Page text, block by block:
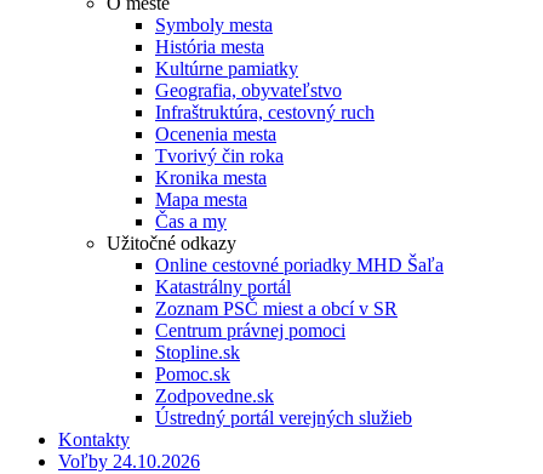
Symboly mesta
História mesta
Kultúrne pamiatky
Geografia, obyvateľstvo
Infraštruktúra, cestovný ruch
Ocenenia mesta
Tvorivý čin roka
Kronika mesta
Mapa mesta
Čas a my
Užitočné odkazy
Online cestovné poriadky MHD Šaľa
Katastrálny portál
Zoznam PSČ miest a obcí v SR
Centrum právnej pomoci
Stopline.sk
Pomoc.sk
Zodpovedne.sk
Ústredný portál verejných služieb
Kontakty
Voľby 24.10.2026